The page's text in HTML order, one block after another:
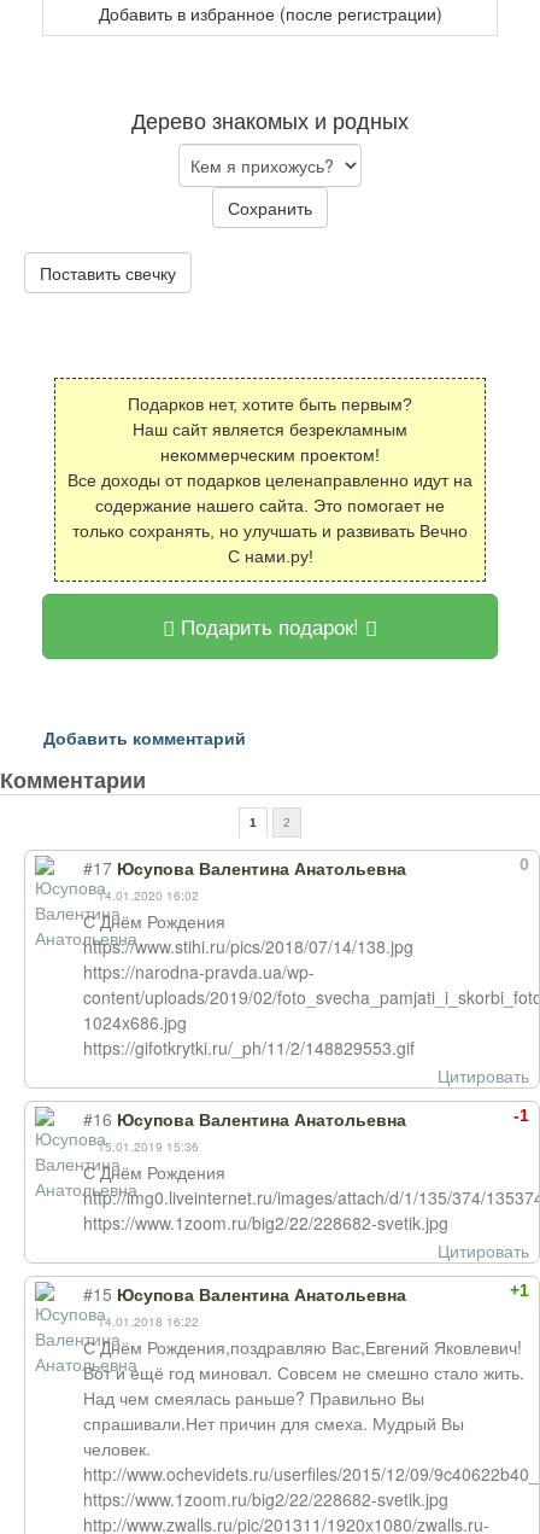
Добавить в избранное (после регистрации)
Дерево знакомых и родных
Сохранить
Поставить свечку
Подарков нет, хотите быть первым?
Наш сайт является безрекламным
некоммерческим проектом!
Все доходы от подарков целенаправленно идут на
содержание нашего сайта. Это помогает не
только сохранять, но улучшать и развивать Вечно
С нами.ру!
Подарить подарок!
Добавить комментарий
Комментарии
1 2
0
#17 Юсупова Валентина Анатольевна
14.01.2020 16:02
С Днём Рождения
https://www.stihi.ru/pics/2018/07/14/138.jpg
https://narodna-pravda.ua/wp-
content/uploads/2019/02/
1024x686.jpg
https://gifotkrytki.ru/_ph/11/2/148829553.gif
Цитировать
-1
#16 Юсупова Валентина Анатольевна
15.01.2019 15:36
С Днём Рождения
http://img0.liveinternet.ru/images/attach/d/1/135/374/
https://www.1zoom.ru/big2/22/228682-svetik.jpg
Цитировать
+1
#15 Юсупова Валентина Анатольевна
14.01.2018 16:22
С Днём Рождения,поздравляю Вас,Евгений Яковлевич!
Вот и ещё год миновал. Совсем не смешно стало жить.
Над чем смеялась раньше? Правильно Вы
спрашивали.Нет причин для смеха. Мудрый Вы
человек.
http://www.ochevidets.ru/userfiles/2015/12/09/
https://www.1zoom.ru/big2/22/228682-svetik.jpg
http://www.zwalls.ru/pic/201311/1920x1080/zwalls.ru-